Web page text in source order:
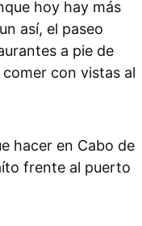
hoy hay más
así, el paseo
a pie de
con vistas al
hacer en Cabo de
frente al puerto